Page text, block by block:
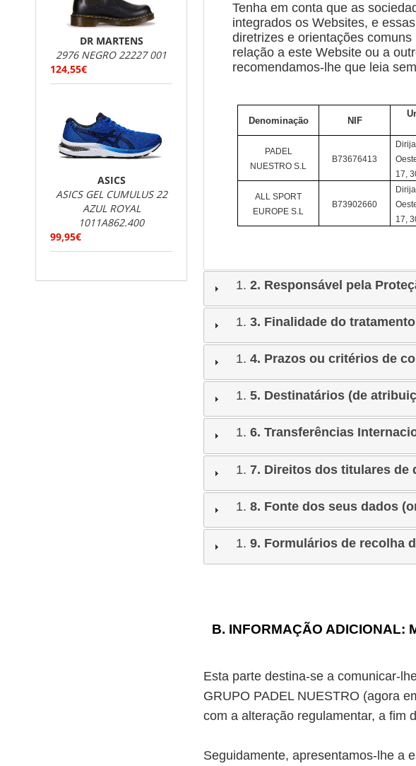
Tenha em conta que as
integrados os Websites, e
diretrizes e orientações
relação a este Website ou a
recomendamos-lhe que leia
Denominação NIF
PADEL
NUESTRO S.L
B73676413
17,
ALL SPORT
EUROPE S.L
B73902660
17,
2. Responsável pela
3. Finalidade do
4. Prazos ou critérios de
5. Destinatários (de
6. Transferências
7. Direitos dos titulares de
8. Fonte dos seus dados
9. Formulários de recolha
B. INFORMAÇÃO ADICIONAL:
Esta parte destina-se a comunicar-
GRUPO PADEL NUESTRO (agora
com a alteração regulamentar, a fim
Seguidamente, apresentamos-lhe a
DR MARTENS
2976 NEGRO 22227 001
124,55€
ASICS
ASICS GEL CUMULUS 22
AZUL ROYAL
1011A862.400
99,95€